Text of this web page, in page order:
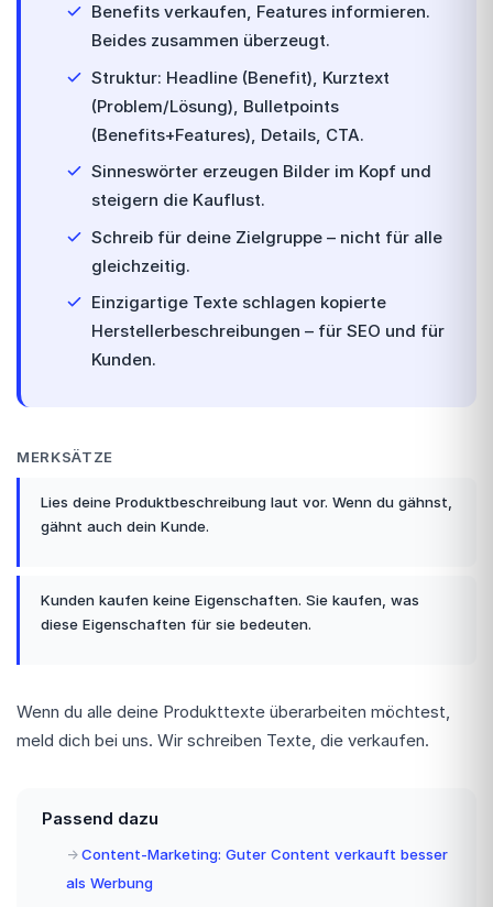
Benefits verkaufen, Features informieren.
Beides zusammen überzeugt.
Struktur: Headline (Benefit), Kurztext
(Problem/Lösung), Bulletpoints
(Benefits+Features), Details, CTA.
Sinneswörter erzeugen Bilder im Kopf und
steigern die Kauflust.
Schreib für deine Zielgruppe – nicht für alle
gleichzeitig.
Einzigartige Texte schlagen kopierte
Herstellerbeschreibungen – für SEO und für
Kunden.
MERKSÄTZE
Lies deine Produktbeschreibung laut vor. Wenn du gähnst,
gähnt auch dein Kunde.
Kunden kaufen keine Eigenschaften. Sie kaufen, was
diese Eigenschaften für sie bedeuten.
Wenn du alle deine Produkttexte überarbeiten möchtest,
meld dich bei uns. Wir schreiben Texte, die verkaufen.
Passend dazu
Content-Marketing: Guter Content verkauft besser
als Werbung